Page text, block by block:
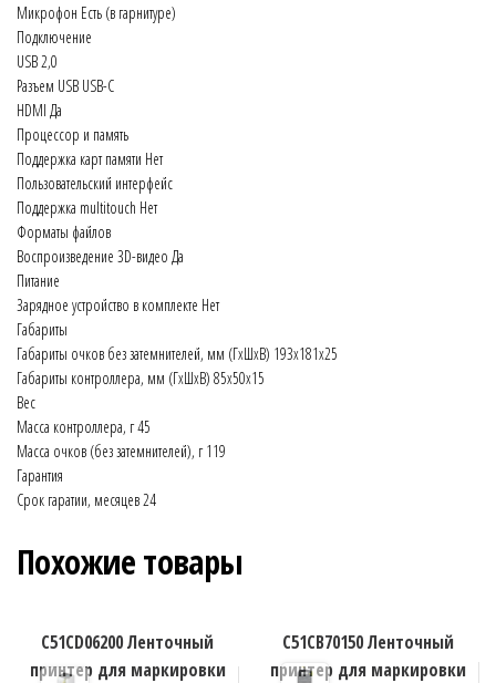
Микрофон Есть (в гарнитуре)
Подключение
USB 2,0
Разъем USB USB-C
HDMI Да
Процессор и память
Поддержка карт памяти Нет
Пользовательский интерфейс
Поддержка multitouch Нет
Форматы файлов
Воспроизведение 3D-видео Да
Питание
Зарядное устройство в комплекте Нет
Габариты
Габариты очков без затемнителей, мм (ГхШхВ) 193х181х25
Габариты контроллера, мм (ГхШхВ) 85x50x15
Вес
Масса контроллера, г 45
Масса очков (без затемнителей), г 119
Гарантия
Срок гаратии, месяцев 24
Похожие товары
C51CD06200 Ленточный
принтер для маркировки
C51CB70150 Ленточный
принтер для маркировки